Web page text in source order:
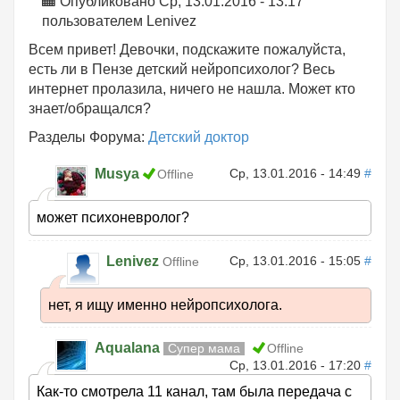
пользователем Lenivez
Всем привет! Девочки, подскажите пожалуйста,
есть ли в Пензе детский нейропсихолог? Весь
интернет пролазила, ничего не нашла. Может кто
знает/обращался?
Разделы Форума: Детский доктор
Musya Offline Ср, 13.01.2016 - 14:49 #
может психоневролог?
Lenivez Offline Ср, 13.01.2016 - 15:05 #
нет, я ищу именно нейропсихолога.
Aqualana Супер мама
Offline
Ср, 13.01.2016 - 17:20 #
Как-то смотрела 11 канал, там была передача с